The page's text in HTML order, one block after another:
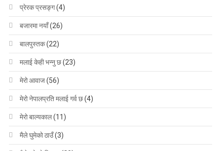
प्रेरक प्रसङ्ग(4)
बजारमा नयाँ(26)
बालपुस्तक(22)
मलाई केही भन्नु छ(23)
मेरो आवाज(56)
मेरो नेपालप्रति मलाई गर्व छ(4)
मेरो बाल्यकाल(11)
मैले घुमेको ठाउँ(3)